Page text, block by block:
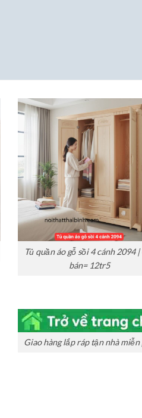
Tủ quần áo gỗ sồi 4 cánh 2094 |
bán= 12tr5
Giao hàng lắp ráp tận nhà miễn